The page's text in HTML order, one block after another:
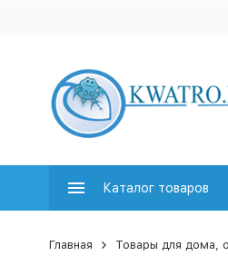
Каталог товаров
Главная Товары для дома,